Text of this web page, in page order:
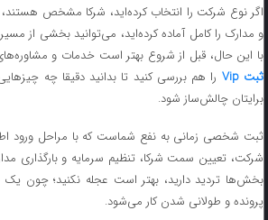
اگر نوع شرکت را انتخاب کرده‌اید، شرکا مشخص هستند،
و مدارک را کامل آماده کرده‌اید، می‌توانید بخشی از
با این حال، قبل از شروع بهتر است خدمات و
ثبت Vip
را هم بررسی کنید تا بدانید دقیقا چه
برایتان چالش‌ساز شود.
ثبت شخصی زمانی به نفع شماست که با مراحل ورود
شرکت، تعیین سمت شرکا، تنظیم سرمایه و بارگذاری
بخش‌ها تردید دارید، بهتر است عجله نکنید؛ چون
پرونده و طولانی شدن کار می‌شود.